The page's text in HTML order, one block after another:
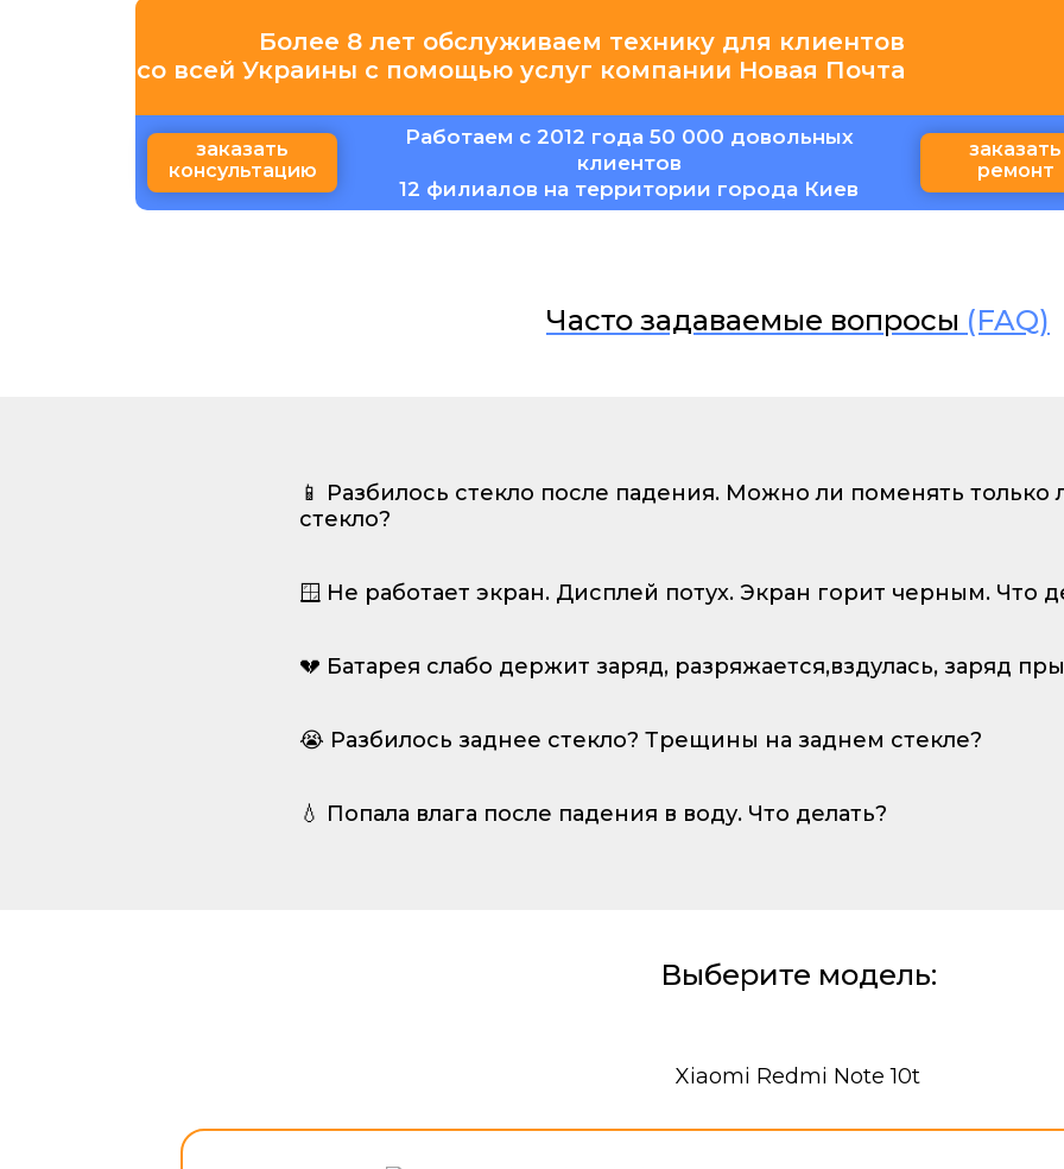
Более 8 лет обслуживаем технику для клиентов
со всей Украины с помощью услуг компании Новая Почта
заказать
консультацию
Работаем с 2012 года 50 000 довольных
клиентов
12 филиалов на территории города Киев
заказать
ремонт
Часто задаваемые вопросы (FAQ)
📱 Разбилось стекло после падения. Можно ли поменять только
стекло?
🪟 Не работает экран. Дисплей потух. Экран горит черным. Что
💔 Батарея слабо держит заряд, разряжается,вздулась, заряд
😭 Разбилось заднее стекло? Трещины на заднем стекле?
💧 Попала влага после падения в воду. Что делать?
Выберите модель:
Xiaomi Redmi Note 10t